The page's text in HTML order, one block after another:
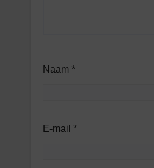
Naam *
E-mail *